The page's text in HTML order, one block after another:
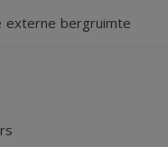
buitenruimte 0 m
externe bergruimte